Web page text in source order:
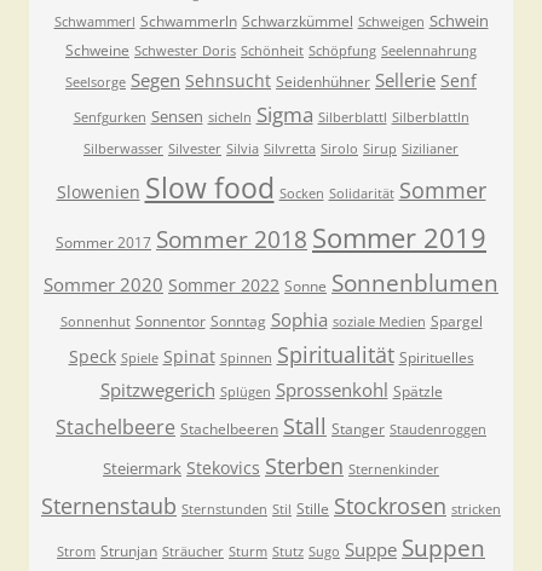
Schwammerl Schwammerln Schwarzkümmel Schweigen Schwein
Schweine Schwester Doris Schönheit Schöpfung Seelennahrung
Seelsorge Segen Sehnsucht Seidenhühner Sellerie Senf
Senfgurken Sensen sicheln Sigma Silberblattl Silberblattln
Silberwasser Silvester Silvia Silvretta Sirolo Sirup Sizilianer
Slowenien Slow food Socken Solidarität Sommer
Sommer 2017 Sommer 2018 Sommer 2019
Sommer 2020 Sommer 2022 Sonne Sonnenblumen
Sonnenhut Sonnentor Sonntag Sophia soziale Medien Spargel
Speck Spiele Spinat Spinnen Spiritualität Spirituelles
Spitzwegerich Splügen Sprossenkohl Spätzle
Stachelbeere Stachelbeeren Stall Stanger Staudenroggen
Steiermark Stekovics Sterben Sternenkinder
Sternenstaub Sternstunden Stil Stille Stockrosen stricken
Strom Strunjan Sträucher Sturm Stutz Sugo Suppe Suppen